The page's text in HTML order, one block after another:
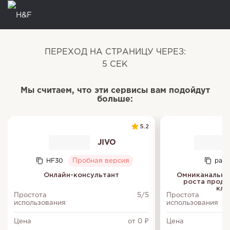
ПЕРЕХОД НА СТРАНИЦУ ЧЕРЕЗ:
5 СЕК
Мы считаем, что эти сервисы вам подойдут
больше:
5.2
JIVO
HF30 Пробная версия
Онлайн-консультант
Простота
использования
5/5
Цена от 0 ₽
роста
Простота
использования
Цена